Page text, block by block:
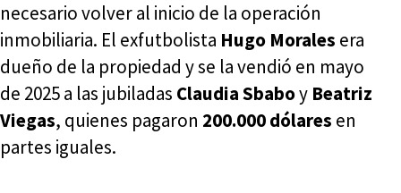
necesario volver al inicio de la operación
inmobiliaria. El exfutbolista Hugo Morales era
dueño de la propiedad y se la vendió en mayo
de 2025 a las jubiladas Claudia Sbaboy Beatriz
Viegas, quienes pagaron 200.000 dólares en
partes iguales.